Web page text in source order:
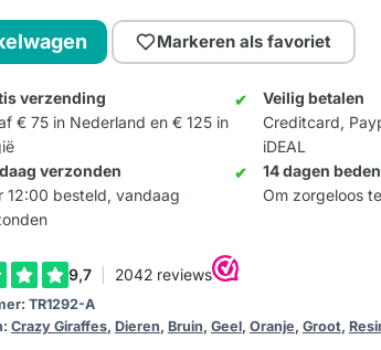
Markeren als favoriet
verzending
€ 75 in Nederland en € 125 in
Veilig betalen
Creditcard,
iDEAL
verzonden
12:00 besteld, vandaag
14 dagen
Om zorgeloos
TR1292-A
Crazy Giraffes, Dieren, Bruin, Geel, Oranje, Groot,